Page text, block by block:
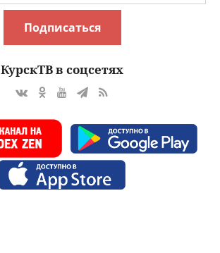
Подписаться
КурскТВ в соцсетях